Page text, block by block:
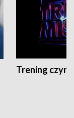
Trening czyni